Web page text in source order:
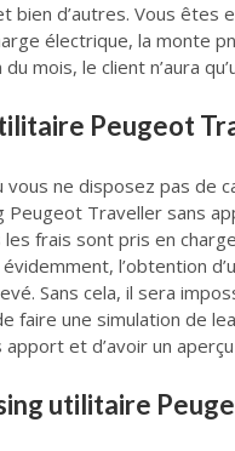
bien d’autres. Vous êtes
électrique, la monte
du mois, le client n’aura
Peugeot
vous ne disposez pas de
Peugeot Traveller sans
les frais sont pris en
l’obtention
Sans cela, il sera
faire une simulation de
apport et d’avoir un
utilitaire